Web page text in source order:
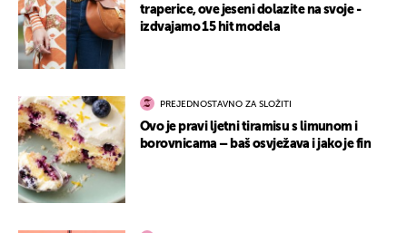
traperice, ove jeseni dolazite na svoje -
izdvajamo 15 hit modela
PREJEDNOSTAVNO ZA SLOŽITI
Ovo je pravi ljetni tiramisu s limunom i
borovnicama – baš osvježava i jako je fin